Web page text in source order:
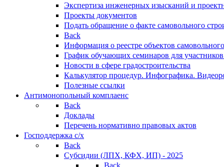
Экспертиза инженерных изысканий и
Проекты документов
Подать обращение о факте самовольного
Back
Информация о реестре объектов
График обучающих семинаров для участников
Новости в сфере градостроительства
Калькулятор процедур. Инфографика.
Полезные ссылки
Антимонопольный комплаенс
Back
Доклады
Перечень нормативно правовых актов
Господдержка с/х
Back
Субсидии (ЛПХ, КФХ, ИП) - 2025
Back